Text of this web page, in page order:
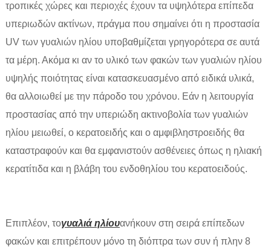
τροπικές χώρες και περιοχές έχουν τα υψηλότερα επίπεδα
υπεριωδών ακτίνων, πράγμα που σημαίνει ότι η προστασία
UV των γυαλιών ηλίου υποβαθμίζεται γρηγορότερα σε αυτά
τα μέρη. Ακόμα κι αν το υλικό των φακών των γυαλιών ηλίου
υψηλής ποιότητας είναι κατασκευασμένο από ειδικά υλικά,
θα αλλοιωθεί με την πάροδο του χρόνου. Εάν η λειτουργία
προστασίας από την υπεριώδη ακτινοβολία των γυαλιών
ηλίου μειωθεί, ο κερατοειδής και ο αμφιβληστροειδής θα
καταστραφούν και θα εμφανιστούν ασθένειες όπως η ηλιακή
κερατίτιδα και η βλάβη του ενδοθηλίου του κερατοειδούς.
Επιπλέον, τογυαλιά ηλίουανήκουν στη σειρά επίπεδων
φακών και επιτρέπουν μόνο τη διόπτρα των συν ή πλην 8